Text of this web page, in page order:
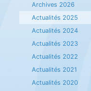
Archives 2026
Actualités 2025
Actualités 2024
Actualités 2023
Actualités 2022
Actualités 2021
Actualités 2020